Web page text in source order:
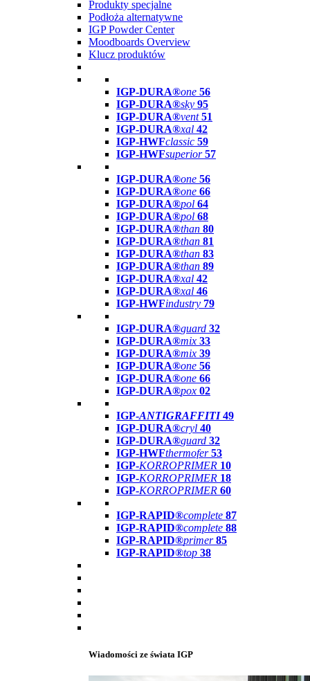
Produkty specjalne
Podłoża alternatywne
IGP Powder Center
Moodboards Overview
Klucz produktów
IGP-DURA®one 56
IGP-DURA®sky 95
IGP-DURA®vent 51
IGP-DURA®xal 42
IGP-HWFclassic 59
IGP-HWFsuperior 57
IGP-DURA®one 56
IGP-DURA®one 66
IGP-DURA®pol 64
IGP-DURA®pol 68
IGP-DURA®than 80
IGP-DURA®than 81
IGP-DURA®than 83
IGP-DURA®than 89
IGP-DURA®xal 42
IGP-DURA®xal 46
IGP-HWFindustry 79
IGP-DURA®guard 32
IGP-DURA®mix 33
IGP-DURA®mix 39
IGP-DURA®one 56
IGP-DURA®one 66
IGP-DURA®pox 02
IGP-ANTIGRAFFITI49
IGP-DURA®cryl 40
IGP-DURA®guard 32
IGP-HWFthermofer 53
IGP-KORROPRIMER 10
IGP-KORROPRIMER 18
IGP-KORROPRIMER 60
IGP-RAPID®complete 87
IGP-RAPID®complete 88
IGP-RAPID®primer 85
IGP-RAPID®top 38
Wiadomości ze świata IGP